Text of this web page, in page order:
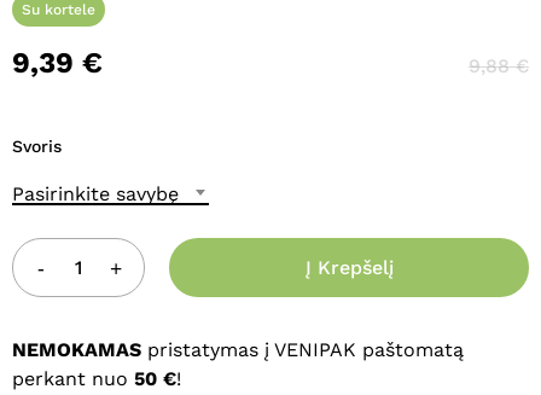
Su kortele
9,39 € 9,88€
Svoris
Pasirinkite savybę
Į Krepšelį
NEMOKAMAS pristatymas į VENIPAK paštomatą
perkant nuo 50 €!
įvesti iš naujo, kai kitą kartą vėl norėsiu